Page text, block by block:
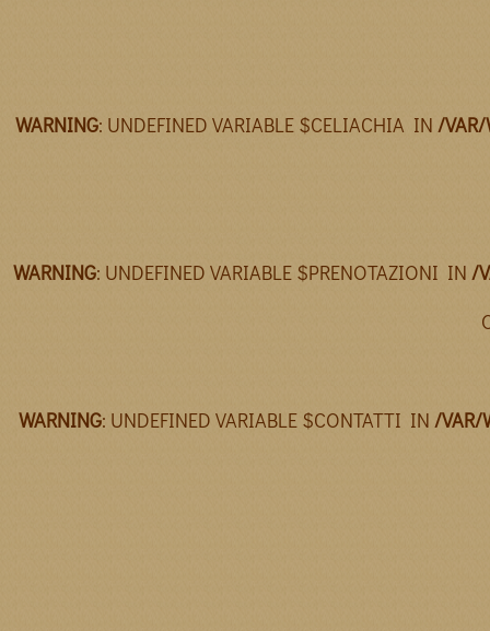
WARNING: UNDEFINED VARIABLE $CELIACHIA IN /VAR/
WARNING: UNDEFINED VARIABLE $PRENOTAZIONI IN /
WARNING: UNDEFINED VARIABLE $CONTATTI IN /VAR/